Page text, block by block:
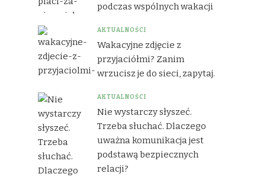
podczas wspólnych wakacji
AKTUALNOŚCI
Wakacyjne zdjęcie z
przyjaciółmi? Zanim
wrzucisz je do sieci, zapytaj.
AKTUALNOŚCI
Nie wystarczy słyszeć.
Trzeba słuchać. Dlaczego
uważna komunikacja jest
podstawą bezpiecznych
relacji?